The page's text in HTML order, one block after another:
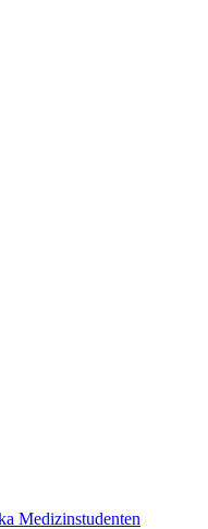
Medizinstudenten